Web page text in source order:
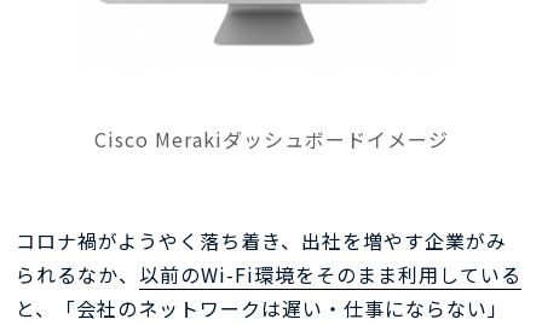
Cisco Merakiダッシュボードイメージ
コロナ禍がようやく落ち着き、出社を増やす企業がみ
られるなか、 以前のWi-Fi環境をそのまま利用している
と、「会社のネットワークは遅い・仕事にならない」